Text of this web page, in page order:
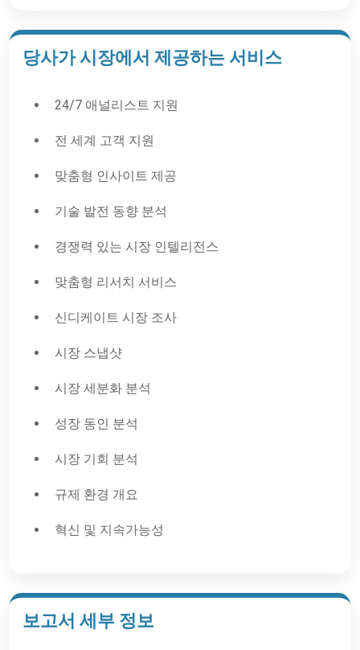
당사가 시장에서 제공하는 서비스
24/7 애널리스트 지원
전 세계 고객 지원
맞춤형 인사이트 제공
기술 발전 동향 분석
경쟁력 있는 시장 인텔리전스
맞춤형 리서치 서비스
신디케이트 시장 조사
시장 스냅샷
시장 세분화 분석
성장 동인 분석
시장 기회 분석
규제 환경 개요
혁신 및 지속가능성
보고서 세부 정보